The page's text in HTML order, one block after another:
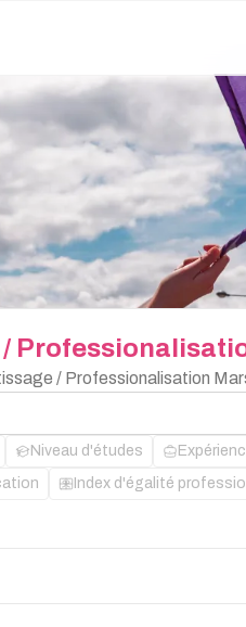
/
/ Professionalisation
Niveau d'études
Index d'égalité